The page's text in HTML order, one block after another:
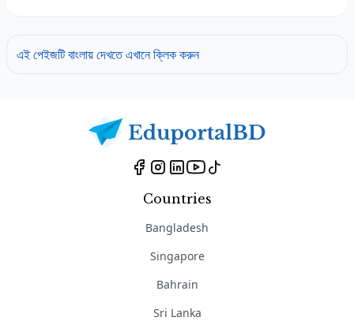
এই পেইজটি বাংলায় দেখতে এখানে ক্লিক করুন
Countries
Bangladesh
Singapore
Bahrain
Sri Lanka